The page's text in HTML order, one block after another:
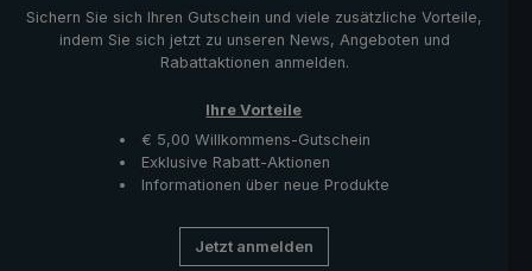
Sichern Sie sich Ihren Gutschein und viele zusätzliche Vorteile,
indem Sie sich jetzt zu unseren News, Angeboten und
Rabattaktionen anmelden.
Ihre Vorteile
€ 5,00 Willkommens-Gutschein
Exklusive Rabatt-Aktionen
Informationen über neue Produkte
Jetzt anmelden